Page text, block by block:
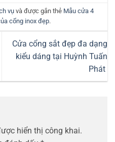
vụvà được gắn thẻ Mẫu cửa 4
cổng inox đẹp.
Cửa cổng sắt đẹp đa dạng
kiểu dáng tại Huỳnh Tuấn
Phát
hiển thị công khai.